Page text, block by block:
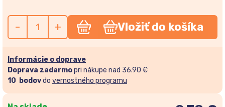
- + Vložiť do košíka
Informácie o doprave
Doprava zadarmopri nákupe nad 36.90 €
10 bodovdo vernostného programu